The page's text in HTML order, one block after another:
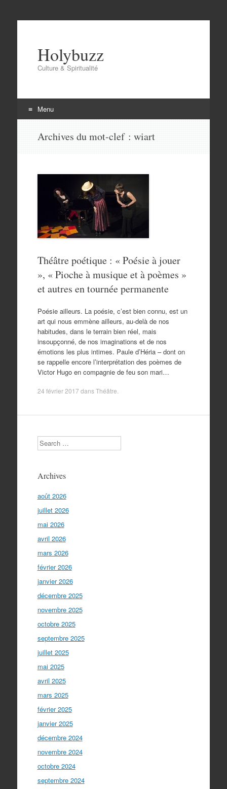
Holybuzz
Culture & Spiritualité
Menu
Archives du mot-clef : wiart
Théâtre poétique : « Poésie à jouer
», « Pioche à musique et à poèmes »
et autres en tournée permanente
Poésie ailleurs. La poésie, c’est bien connu, est un
art qui nous emmène ailleurs, au-delà de nos
habitudes, dans le terrain bien réel, mais
insoupçonné, de nos imaginations et de nos
émotions les plus intimes. Paule d’Héria – dont on
se rappelle encore l’interprétation des poèmes de
Victor Hugo en compagnie de feu son mari…
24 février 2017 dansThéâtre
Search
Archives
août 2026
juillet 2026
mai 2026
avril 2026
mars 2026
février 2026
janvier 2026
décembre 2025
novembre 2025
octobre 2025
septembre 2025
juillet 2025
mai 2025
avril 2025
mars 2025
février 2025
janvier 2025
décembre 2024
novembre 2024
octobre 2024
septembre 2024